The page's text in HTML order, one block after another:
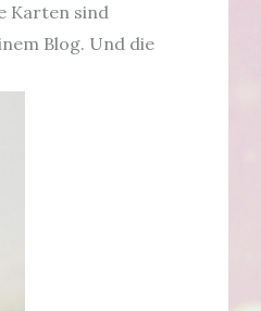
Karten sind
Blog. Und die